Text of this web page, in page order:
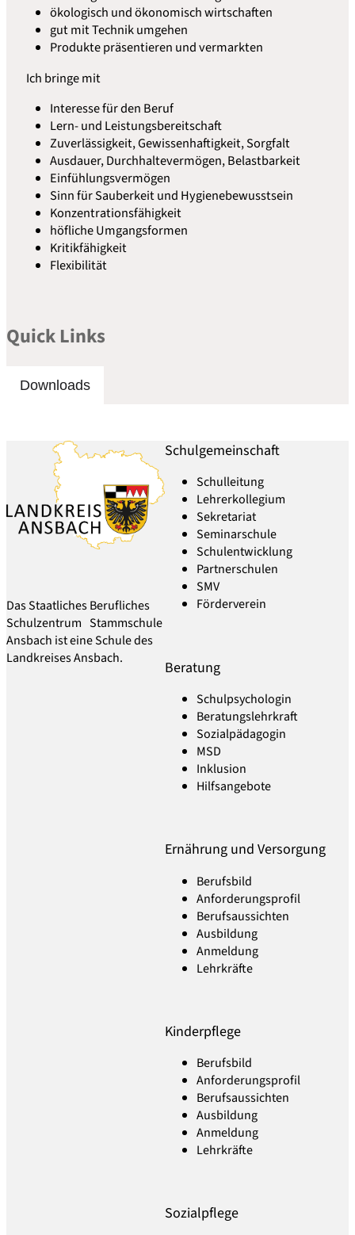
ökologisch und ökonomisch wirtschaften
gut mit Technik umgehen
Produkte präsentieren und vermarkten
Ich bringe mit
Interesse für den Beruf
Lern- und Leistungsbereitschaft
Zuverlässigkeit, Gewissenhaftigkeit, Sorgfalt
Ausdauer, Durchhaltevermögen, Belastbarkeit
Einfühlungsvermögen
Sinn für Sauberkeit und Hygienebewusstsein
Konzentrationsfähigkeit
höfliche Umgangsformen
Kritikfähigkeit
Flexibilität
Quick Links
Downloads
Das Staatliches Berufliches
Schulzentrum Stammschule
Ansbach ist eine Schule des
Landkreises Ansbach.
Schulgemeinschaft
Schulleitung
Lehrerkollegium
Sekretariat
Seminarschule
Schulentwicklung
Partnerschulen
SMV
Förderverein
Beratung
Schulpsychologin
Beratungslehrkraft
Sozialpädagogin
MSD
Inklusion
Hilfsangebote
Ernährung und Versorgung
Berufsbild
Anforderungsprofil
Berufsaussichten
Ausbildung
Anmeldung
Lehrkräfte
Kinderpflege
Berufsbild
Anforderungsprofil
Berufsaussichten
Ausbildung
Anmeldung
Lehrkräfte
Sozialpflege